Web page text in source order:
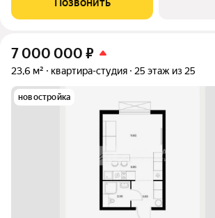
профессиональной оценке, стоимость
7 000 000 ₽
23,6 м² квартира-студия 25 этаж из 25
новостройка